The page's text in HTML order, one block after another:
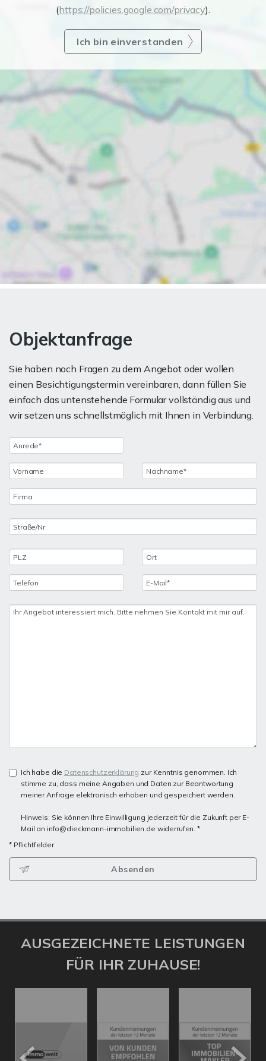
(https://policies.google.com/privacy).
Ich bin einverstanden
Objektanfrage
Sie haben noch Fragen zu dem Angebot oder wollen
einen Besichtigungstermin vereinbaren, dann füllen Sie
einfach das untenstehende Formular vollständig aus und
wir setzen uns schnellstmöglich mit Ihnen in Verbindung.
Ich habe die Datenschutzerklärung zur Kenntnis genommen. Ich
stimme zu, dass meine Angaben und Daten zur Beantwortung
meiner Anfrage elektronisch erhoben und gespeichert werden.
Hinweis: Sie können Ihre Einwilligung jederzeit für die Zukunft per E-
Mail an info@dieckmann-immobilien.de widerrufen. *
* Pflichtfelder
Absenden
AUSGEZEICHNETE LEISTUNGEN
FÜR IHR ZUHAUSE!